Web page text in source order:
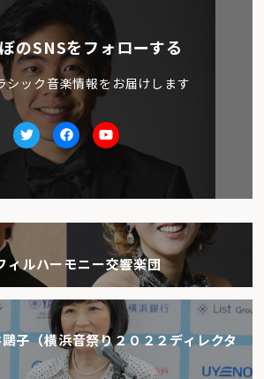
のSNSをフォローする
シック音楽情報をお届けします
TwitterfacebookYoutube
ルハーモニー交響楽団
子（横浜音祭り２０２２ディレクタ